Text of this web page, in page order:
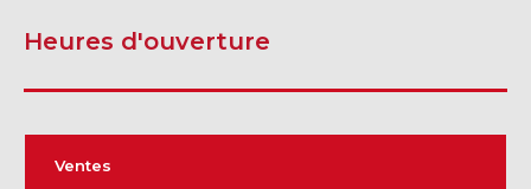
Heures d'ouverture
Ventes